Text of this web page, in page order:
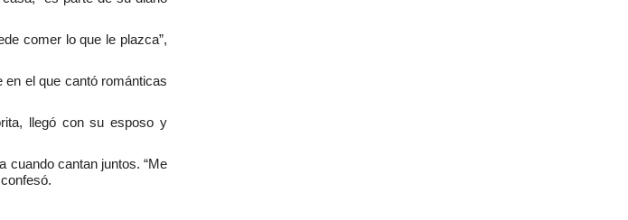
comer lo que le plazca”,
en el que cantó románticas
llegó con su esposo y
cuando cantan juntos. “Me